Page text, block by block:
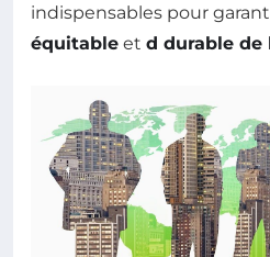
indispensables pour
équitable et d durable de